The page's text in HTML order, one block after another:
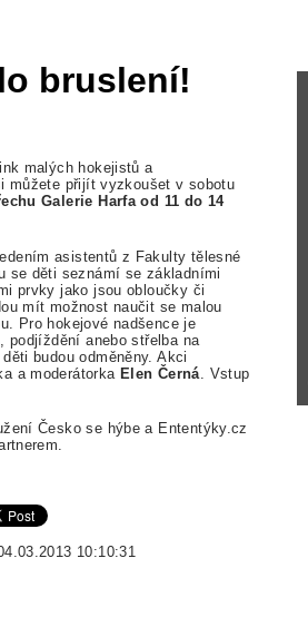
bruslení!
malých hokejistů a
můžete přijít vyzkoušet v sobotu
Galerie Harfa od 11 do 14
asistentů z Fakulty tělesné
se děti seznámí se základními
prvky jako jsou obloučky či
mít možnost naučit se malou
Pro hokejové nadšence je
podjíždění anebo střelba na
budou odměněny. Akci
a moderátorka Elen Černá . Vstup
Česko se hýbe a Ententýky.cz
10:10:31